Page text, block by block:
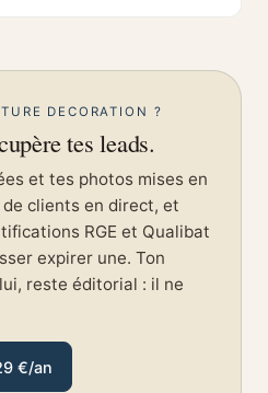
DECORATION ?
tes leads.
et tes photos mises en
clients en direct, et
RGE et Qualibat
expirer une. Ton
reste éditorial : il ne
€/an